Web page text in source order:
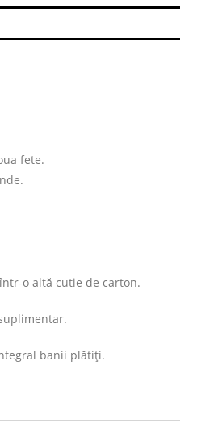
fete.
o altă cutie de carton.
banii plătiți.